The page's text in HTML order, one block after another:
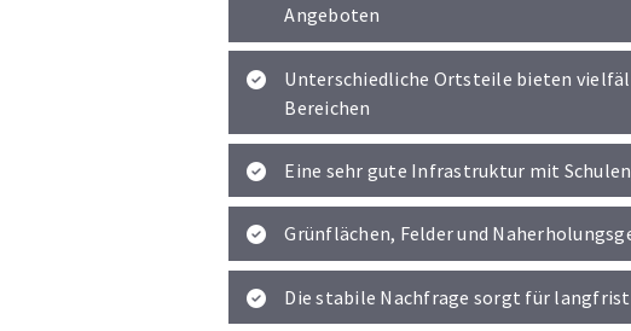
Angeboten
Unterschiedliche Ortsteile bieten
Bereichen
Eine sehr gute Infrastruktur mit
Grünflächen, Felder und
Die stabile Nachfrage sorgt für